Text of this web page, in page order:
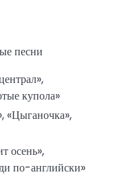
песни
купола»
«Цыганочка»,
осень»,
по-английски»